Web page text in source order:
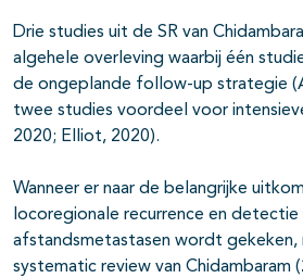
Drie studies uit de SR van
algehele overleving waarbij één
de ongeplande follow-up strategie
twee studies voordeel voor
2020; Elliot, 2020).
Wanneer er naar de belangrijke
locoregionale recurrence en detectie
afstandsmetastasen wordt
systematic review van Chidambaram